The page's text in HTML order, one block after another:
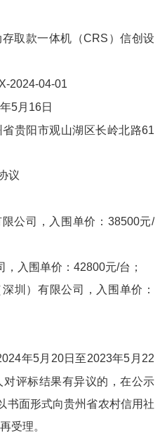
存取款一体机（CRS）信创设
2024-04-01
5月16日
省贵阳市观山湖区长岭北路61
议
公司，入围单价：38500元/
入围单价：42800元/台；
圳）有限公司，入围单价：
年5月20日至2023年5月22
对评标结果有异议的，在公示
书面形式向贵州省农村信用社
受理。